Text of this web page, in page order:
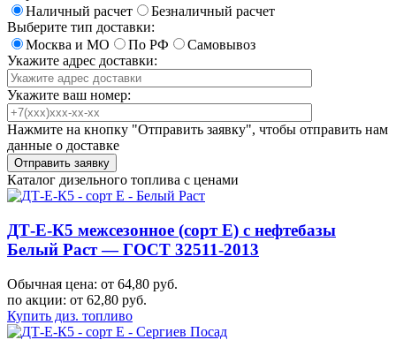
Наличный расчет
Безналичный расчет
Выберите тип доставки:
Москва и МО
По РФ
Самовывоз
Укажите адрес доставки:
Укажите ваш номер:
Нажмите на кнопку "Отправить заявку", чтобы отправить нам
данные о доставке
Каталог дизельного топлива с ценами
ДТ-Е-К5 межсезонное (сорт Е) с нефтебазы
Белый Раст — ГОСТ 32511-2013
Обычная цена: от 64,80 руб.
по акции: от 62,80 руб.
Купить диз. топливо